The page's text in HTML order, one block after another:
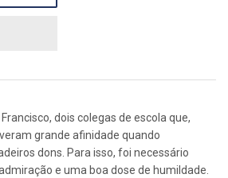
dois colegas de escola que,
grande afinidade quando
dons. Para isso, foi necessário
e uma boa dose de humildade.